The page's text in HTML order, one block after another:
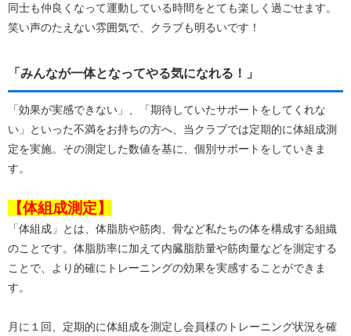
同士も仲良くなって運動している時間をとても楽しく過ごせます。
笑い声のたえない雰囲気で、クラブも明るいです！
「みんなが一体となってやる気になれる！」
「効果が実感できない」、「期待していたサポートをしてくれな
い」といった不満をお持ちの方へ、当クラブでは定期的に体組成測
定を実施。その測定した数値を基に、個別サポートをしていきま
す。
【体組成測定】
「体組成」とは、体脂肪や筋肉、骨など私たちの体を構成する組織
のことです。体脂肪率に加えて内臓脂肪量や筋肉量などを測定する
ことで、より的確にトレーニングの効果を実感することができま
す。
月に１回、定期的に体組成を測定し会員様のトレーニング状況を確